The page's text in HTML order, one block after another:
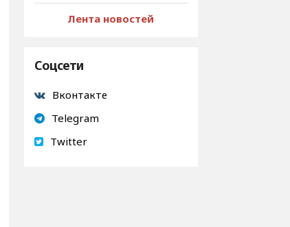
Лента новостей
Соцсети
Вконтакте
Telegram
Twitter